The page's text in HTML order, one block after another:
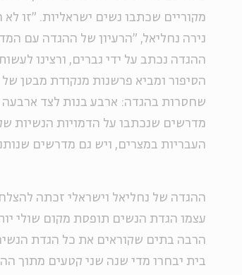
מקוריים שכתבו נשים ישראליות. "זו
נירה נחליאל, "הרעיון של ההגדה עם
ההגדה נכתב על ידי גברים, ורצינו
הסיפור ומביא פרשנות מנקודת מבטן
שחסרות בהגדה: ארבע בנות לצד ארבעה
מדרשים שנכתבו על הדמויות הנשיות
העבריות במצרים, ויש גם מדרשים
ההגדה של נחליאל וישראלי זכתה
עצמו הגדת הנשים תופסת מקום שולי
הרבה בתים שקוראים את כל הגדת
בית יבחרו מדי שנה שני קטעים מתוך